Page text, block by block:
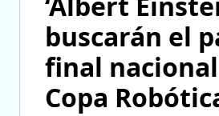
buscarán el
final
Copa